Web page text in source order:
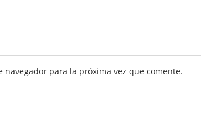
para la próxima vez que comente.